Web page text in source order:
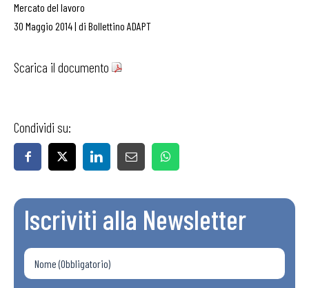
Mercato del lavoro
30 Maggio 2014| di Bollettino ADAPT
Scarica il documento
Condividi su:
Iscriviti alla Newsletter